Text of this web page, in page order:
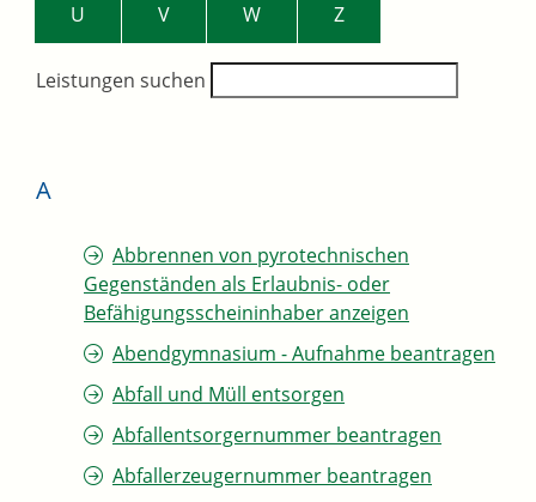
U V W Z
Leistungen suchen
A
Abbrennen von pyrotechnischen
Gegenständen als Erlaubnis- oder
Befähigungsscheininhaber anzeigen
Abendgymnasium - Aufnahme beantragen
Abfall und Müll entsorgen
Abfallentsorgernummer beantragen
Abfallerzeugernummer beantragen